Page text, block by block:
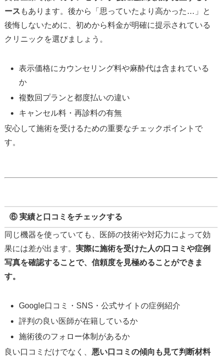
ース もあります。後から「思っていたより高かった…」と
後悔しないために、初めから料金が明確に提示されている
クリニックを選びましょう。
表示価格にカウンセリング料や麻酔代は含まれている
か
複数回プランと都度払いの違い
キャンセル料・再診料の有無
安心して施術を受けるための重要なチェックポイントで
す。
⑥ 実績と口コミをチェックする
同じ機器を使っていても、医師の技術や対応力によって効
果には差が出ます。 実際に施術を受けた人の口コミや症例
写真を確認することで、信頼度を見極めることができま
す。
Google口コミ・SNS・公式サイトの症例紹介
評判の良い医師が在籍しているか
施術後のフォロー体制があるか
良い口コミだけでなく、 悪い口コミの傾向も見て判断材料